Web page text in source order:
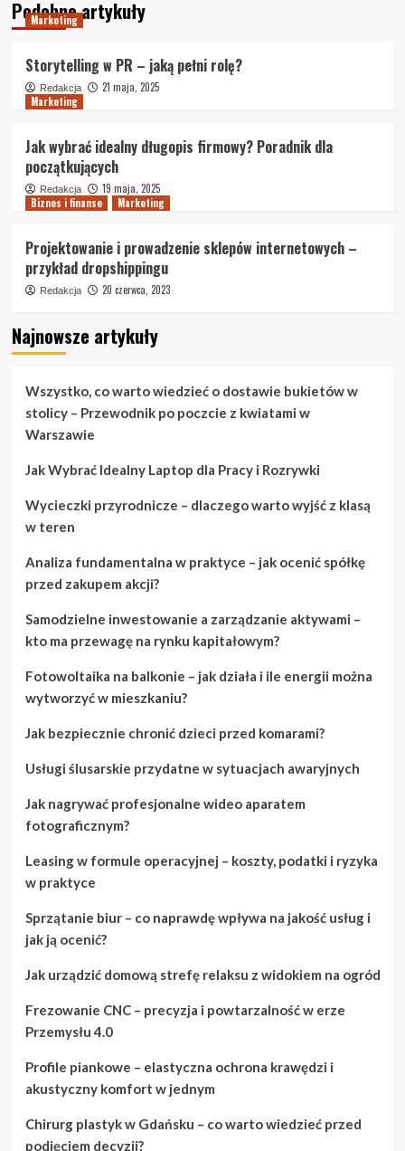
Podobne artykuły
Marketing
Storytelling w PR – jaką pełni rolę?
Redakcja
21 maja, 2025
Marketing
Jak wybrać idealny długopis firmowy? Poradnik dla
początkujących
Redakcja
19 maja, 2025
Biznes i finanse
Marketing
Projektowanie i prowadzenie sklepów internetowych –
przykład dropshippingu
Redakcja 20 czerwca, 2023
Najnowsze artykuły
Wszystko, co warto wiedzieć o dostawie bukietów w
stolicy – Przewodnik po poczcie z kwiatami w
Warszawie
Jak Wybrać Idealny Laptop dla Pracy i Rozrywki
Wycieczki przyrodnicze – dlaczego warto wyjść z klasą
w teren
Analiza fundamentalna w praktyce – jak ocenić spółkę
przed zakupem akcji?
Samodzielne inwestowanie a zarządzanie aktywami –
kto ma przewagę na rynku kapitałowym?
Fotowoltaika na balkonie – jak działa i ile energii można
wytworzyć w mieszkaniu?
Jak bezpiecznie chronić dzieci przed komarami?
Usługi ślusarskie przydatne w sytuacjach awaryjnych
Jak nagrywać profesjonalne wideo aparatem
fotograficznym?
Leasing w formule operacyjnej – koszty, podatki i ryzyka
w praktyce
Sprzątanie biur – co naprawdę wpływa na jakość usług i
jak ją ocenić?
Jak urządzić domową strefę relaksu z widokiem na ogród
Frezowanie CNC – precyzja i powtarzalność w erze
Przemysłu 4.0
Profile piankowe – elastyczna ochrona krawędzi i
akustyczny komfort w jednym
Chirurg plastyk w Gdańsku – co warto wiedzieć przed
podjęciem decyzji?